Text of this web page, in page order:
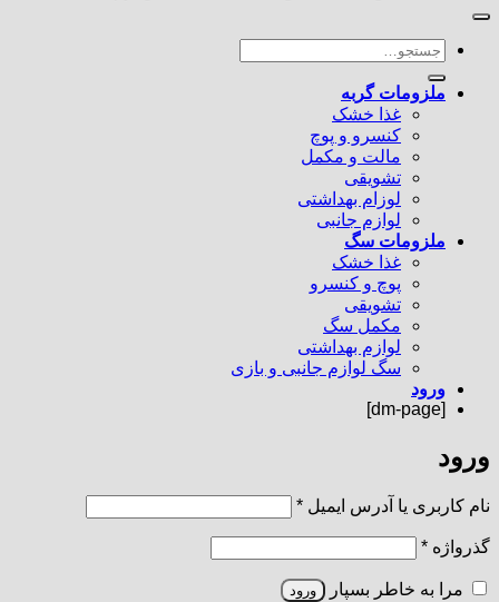
جستجو
ملزومات گربه
غذا خشک
کنسرو و پوچ
مالت و مکمل
تشویقی
لوزام بهداشتی
لوازم جانبی
ملزومات سگ
غذا خشک
پوچ و کنسرو
تشویقی
مکمل سگ
لوازم بهداشتی
سگ لوازم جانبی و بازی
ورود
[dm-page]
ورود
نام کاربری یا آدرس ایمیل *الزامی
گذرواژه *الزامی
مرا به خاطر بسپار ورود